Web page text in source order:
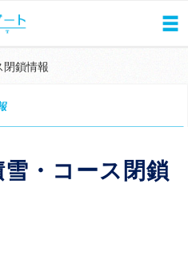
閉鎖情報
・コース閉鎖